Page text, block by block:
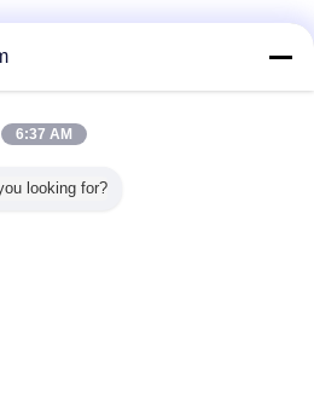
6:37 AM
looking for?